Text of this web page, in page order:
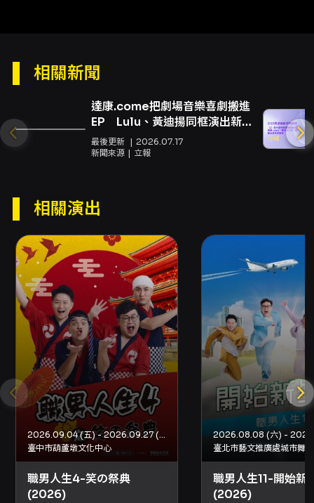
成立通知。付款方式包含信用卡
（VISA/MASTER/JCB）與 ATM 虛擬帳號。 -
KKTIX 提供全家取票（每筆限 4 張，酌收 30 元
取票手續費）；也可至全家便利商店以現金購票
（每筆限購 4 張，無取票手續費）。 - 退換票依
KKTIX 與文化部相關規定辦理，詳見 KKTIX 退
換票規定連結（演出日前 10 日為消費者請求退換
注意事項
請勿使用閃光燈。請關閉或靜音所有會發出聲響
的電子設備。 - 場內禁止攜帶外食，但可攜帶飲
用水。 - 本場演出無中場休息，全長約 70 分
鐘，建議觀眾於開演前使用洗手間，以免影響觀
賞體驗。 - 開放入場後不會重新整隊，且依現場
順序入場；請於開演前 30 分鐘進場。 - 一人一
票憑票入場，建議 12 歲以上觀眾入場；票券視同
有價證券，遺失或毀損恕不補發，相關遺失/毀損
入場機制依 KKTIX 與文化部規定處理。 - 退票需
酌收票面金額 10% 手續費，請依 KKTIX 退換票
規定辦理（詳見活動頁提供之 KKTIX 退換票規定
連結）。
相關新聞
達康.come把劇場音樂喜劇搬進
EP Lulu、黃迪揚同框演出新
MV
最後更新
2026.07.17
新聞來源
立報
相關演出
2026.09.04 (五) - 2026.09.27 (日)
臺中市葫蘆墩文化中心
職男人生4-笑の祭典
(2026)
臺北市藝文推廣處城市舞台
職男人生11-開始新
(2026)